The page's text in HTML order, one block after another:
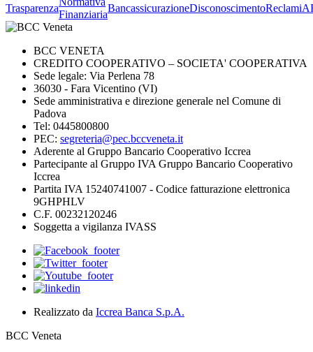
Trasparenza
Finanziaria
BancassicurazioneDisconoscimentoReclami
BCC VENETA
CREDITO COOPERATIVO – SOCIETA' COOPERATIVA
Sede legale: Via Perlena 78
36030 - Fara Vicentino (VI)
Sede amministrativa e direzione generale nel Comune di
Padova
Tel: 0445800800
PEC: segreteria@pec.bccveneta.it
Aderente al Gruppo Bancario Cooperativo Iccrea
Partecipante al Gruppo IVA Gruppo Bancario Cooperativo
Iccrea
Partita IVA 15240741007 - Codice fatturazione elettronica
9GHPHLV
C.F. 00232120246
Soggetta a vigilanza IVASS
Realizzato da Iccrea Banca S.p.A.
BCC Veneta